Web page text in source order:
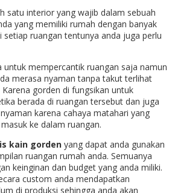
satu interior yang wajib dalam sebuah
yang memiliki rumah dengan banyak
setiap ruangan tentunya anda juga perlu
untuk mempercantik ruangan saja namun
merasa nyaman tanpa takut terlihat
gorden di fungsikan untuk
berada di ruangan tersebut dan juga
karena cahaya matahari yang
ke dalam ruangan.
kain gorden yang dapat anda gunakan
ruangan rumah anda. Semuanya
keinginan dan budget yang anda miliki.
custom anda mendapatkan
di produksi sehingga anda akan